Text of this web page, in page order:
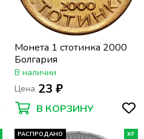
Монета 1 стотинка 2000
Болгария
В наличии
Цена 23 ₽
В КОРЗИНУ
РАСПРОДАНО XF